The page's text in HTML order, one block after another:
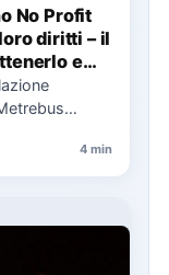
No Profit
diritti – il
e
4 min